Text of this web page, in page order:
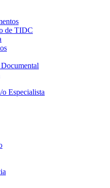
de TIDC
Especialista